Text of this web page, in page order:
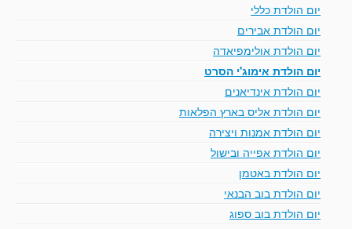
יום הולדת כללי
יום הולדת אבירים
יום הולדת אולימפיאדה
יום הולדת אימוג'י הסרט
יום הולדת אינדיאנים
יום הולדת אליס בארץ הפלאות
יום הולדת אמנות ויצירה
יום הולדת אפייה ובישול
יום הולדת באטמן
יום הולדת בוב הבנאי
יום הולדת בוב ספוג